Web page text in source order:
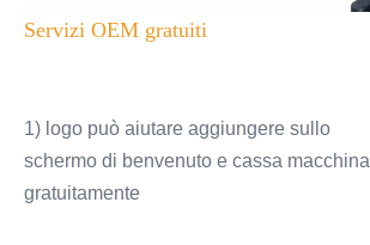
Servizi OEM gratuiti
1) logo può aiutare aggiungere sullo
schermo di benvenuto e cassa macchina
gratuitamente